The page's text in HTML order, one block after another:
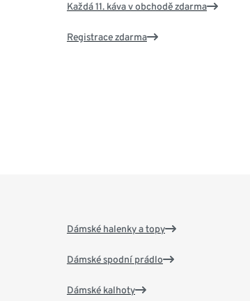
Každá 11. káva v obchodě zdarma
Registrace zdarma
Dámské halenky a topy
Dámské spodní prádlo
Dámské kalhoty